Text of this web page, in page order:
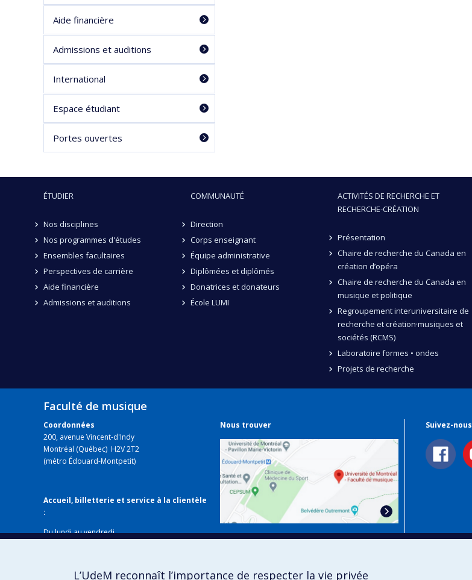
Aide financière
Admissions et auditions
International
Espace étudiant
Portes ouvertes
ÉTUDIER
Nos disciplines
Nos programmes d'études
Ensembles facultaires
Perspectives de carrière
Aide financière
Admissions et auditions
COMMUNAUTÉ
Direction
Corps enseignant
Équipe administrative
Diplômées et diplômés
Donatrices et donateurs
École LUMI
ACTIVITÉS DE RECHERCHE ET
RECHERCHE-CRÉATION
Présentation
Chaire de recherche du Canada en
création d’opéra
Chaire de recherche du Canada en
musique et politique
Regroupement interuniversitaire de
recherche et création·musiques et
sociétés (RCMS)
Laboratoire formes • ondes
Projets de recherche
Faculté de musique
Coordonnées
200, avenue Vincent-d'Indy
Montréal (Québec) H2V 2T2
(métro Édouard-Montpetit)
Accueil, billetterie et service à la clientèle
:
Du lundi au vendredi
Nous trouver
Voir sur Plan Campus
Suivez-nous
L’UdeM reconnaît l’importance de respecter la vie privée